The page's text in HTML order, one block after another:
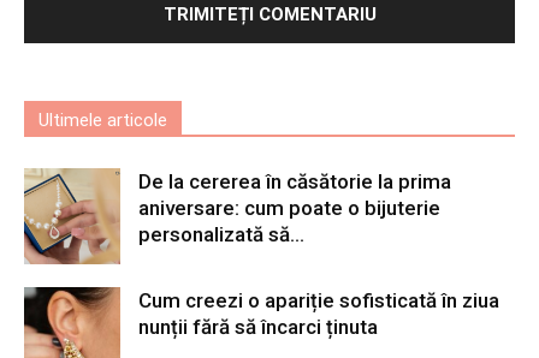
Ultimele articole
De la cererea în căsătorie la prima
aniversare: cum poate o bijuterie
personalizată să...
Cum creezi o apariție sofisticată în ziua
nunții fără să încarci ținuta